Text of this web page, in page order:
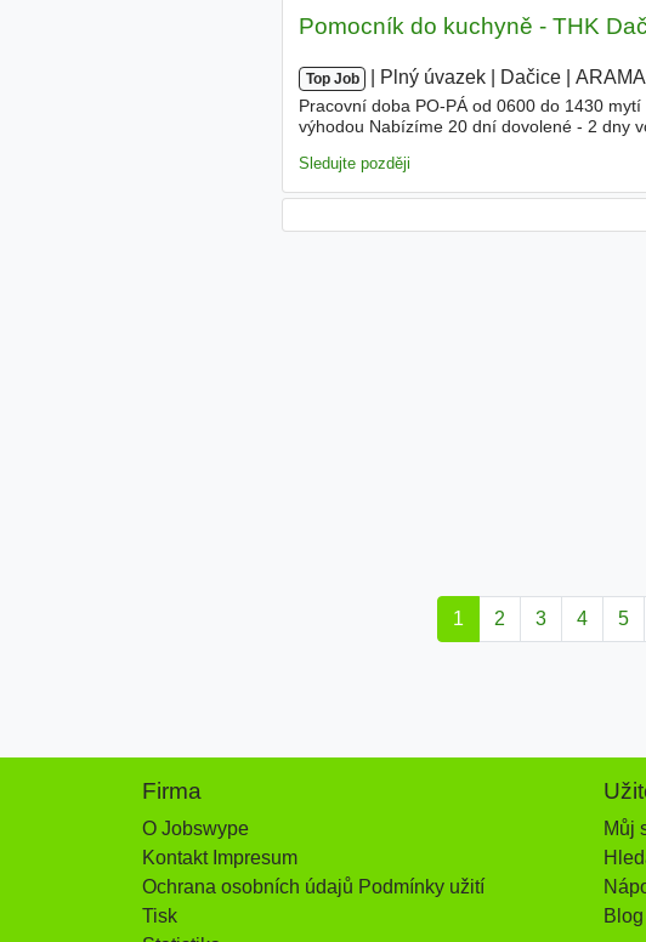
Pomocník do kuchyně - THK
Top Job Plný úvazek Dačice
Pracovní doba PO-PÁ od 0600 do 1430 mytí
výhodou Nabízíme 20 dní dovolené - 2 dny
Sledujte později
1 2 3 4 5
Firma
O Jobswype
Kontakt Impresum
Ochrana osobních údajů Podmínky užití
Tisk
Můj
Blog